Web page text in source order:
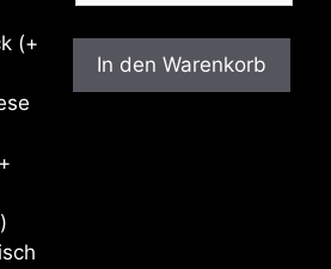
(+
)
In den Warenkorb